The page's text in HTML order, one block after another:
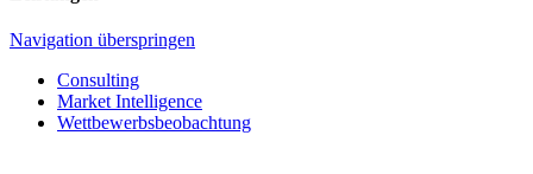
Navigation überspringen
Consulting
Market Intelligence
Wettbewerbs­beobachtung